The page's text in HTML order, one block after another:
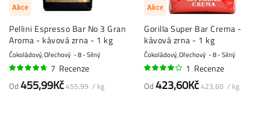
Akce
Pellini Espresso Bar No 3 Gran
Aroma - kávová zrna - 1 kg
Čokoládový, Ořechový 8 - Silný
7 Recenze
Od 455,99Kč455,99 / kg
Akce
Gorilla Super Bar Crema -
kávová zrna - 1 kg
Čokoládový, Ořechový 8 - Silný
1 Recenze
Od 423,60Kč423,60 / kg